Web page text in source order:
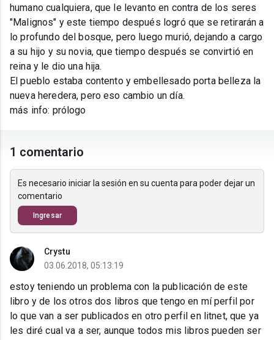
humano cualquiera, que le levanto en contra de los seres
"Malignos" y este tiempo después logró que se retirarán a
lo profundo del bosque, pero luego murió, dejando a cargo
a su hijo y su novia, que tiempo después se convirtió en
reina y le dio una hija.
El pueblo estaba contento y embellesado porta belleza la
nueva heredera, pero eso cambio un día.
más info: prólogo
1 comentario
Es necesario iniciar la sesión en su cuenta para poder dejar un
comentario
Ingresar
Crystu
03.06.2018, 05:13:19
estoy teniendo un problema con la publicación de este
libro y de los otros dos libros que tengo en mí perfil por
lo que van a ser publicados en otro perfil en litnet, que ya
les diré cual va a ser, aunque todos mis libros pueden ser